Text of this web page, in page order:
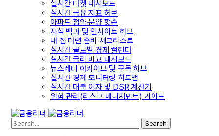
실시간 마켓 대시보드
실시간 금융 지표 허브
아파트 청약·분양 핫존
지식 백과 및 인사이트 허브
내 집 마련 준비 체크리스트
실시간 글로벌 경제 캘린더
실시간 금리 비교 대시보드
뉴스레터 아카이브 및 구독 허브
실시간 경제 모니터링 히트맵
실시간 대출 이자 및 DSR 계산기
위험 관리(리스크 매니지먼트) 가이드
Search